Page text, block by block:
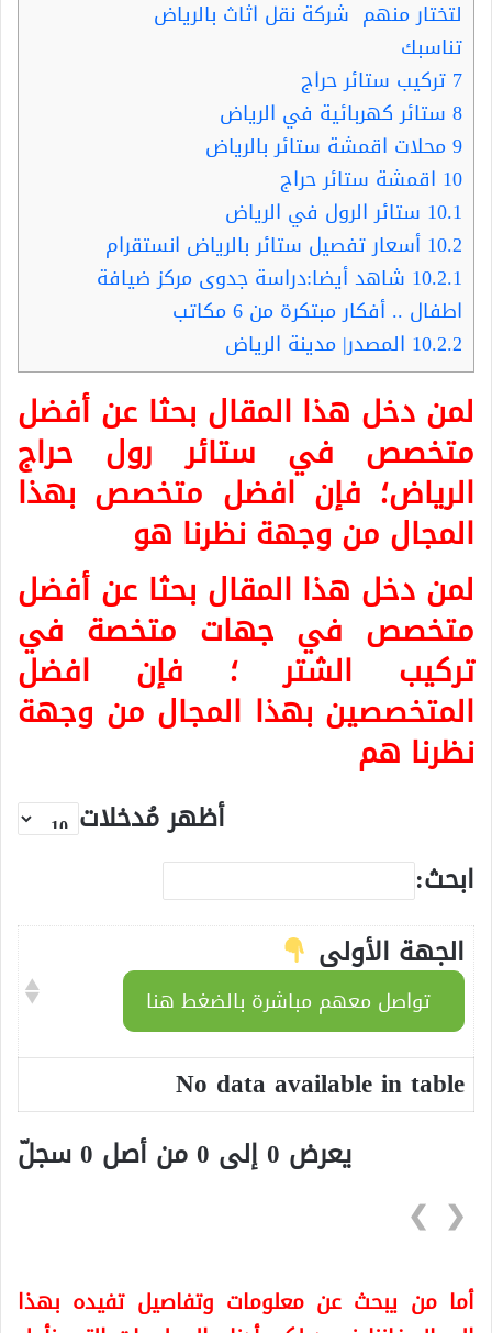
لتختار منهم شركة نقل اثاث بالرياض
تناسبك
7 تركيب ستائر حراج
8 ستائر كهربائية في الرياض
9محلات اقمشة ستائر بالرياض
10 اقمشة ستائر حراج
10.1 ستائر الرول في الرياض
10.2 أسعار تفصيل ستائر بالرياض انستقرام
10.2.1 شاهد أيضا:دراسة جدوى مركز ضيافة
اطفال .. أفكار مبتكرة من 6 مكاتب
10.2.2 المصدر| مدينة الرياض
لمن دخل هذا المقال بحثا عن أفضل
متخصص في ستائر رول حراج
الرياض؛ فإن افضل متخصص بهذا
المجال من وجهة نظرنا هو
لمن دخل هذا المقال بحثا عن أفضل
متخصص في جهات متخصة في
تركيب الشتر ؛ فإن افضل
المتخصصين بهذا المجال من وجهة
نظرنا هم
أظهر مُدخلات
ابحث:
الجهة الأولى
تواصل معهم مباشرة بالضغط هنا
No data available in table
يعرض 0 إلى 0 من أصل 0 سجلّ
❮
❯
أما من يبحث عن معلومات وتفاصيل تفيده بهذا